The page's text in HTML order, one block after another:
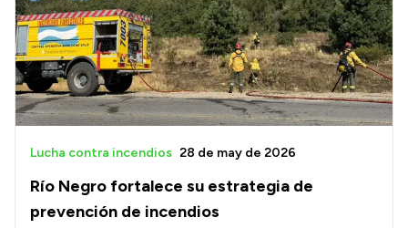
Río Negro fortalece su estrategia de
prevención de incendios
Lucha contra incendios 28 de may de 2026